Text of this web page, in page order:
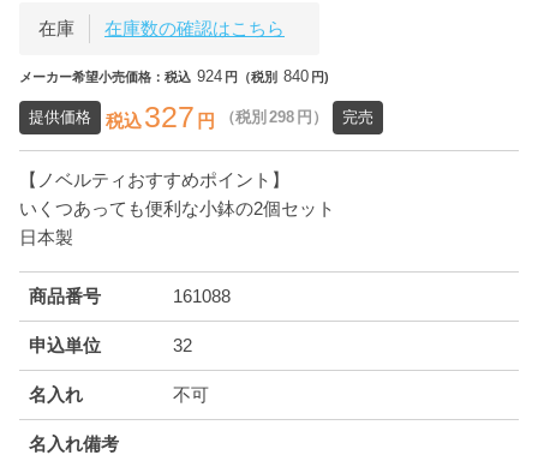
在庫 在庫数の確認はこちら
メーカー希望小売価格：税込 924 円（税別 840 円)
提供価格 税込327 円 （税別 298 円） 完売
【ノベルティおすすめポイント】
いくつあっても便利な小鉢の2個セット
日本製
商品番号 161088
申込単位 32
名入れ 不可
名入れ備考